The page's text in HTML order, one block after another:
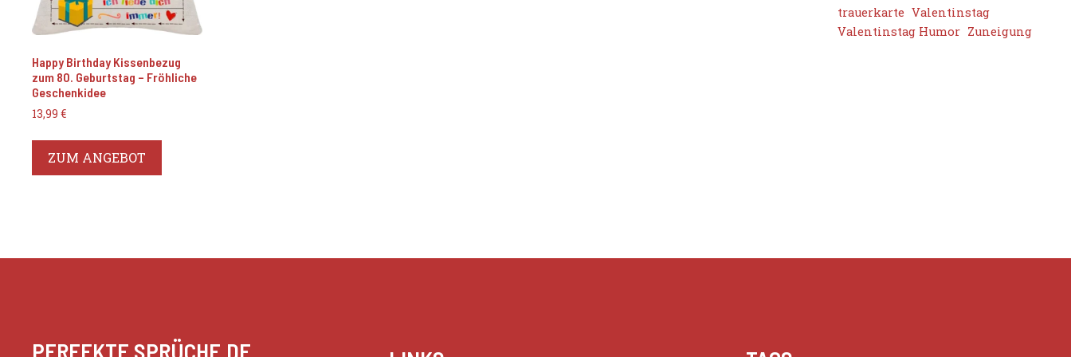
Happy Birthday Kissenbezug
zum 80. Geburtstag – Fröhliche
Geschenkidee
13,99 €
ZUM ANGEBOT
trauerkarte Valentinstag
Valentinstag Humor Zuneigung
PERFEKTE SPRÜCHE.DE